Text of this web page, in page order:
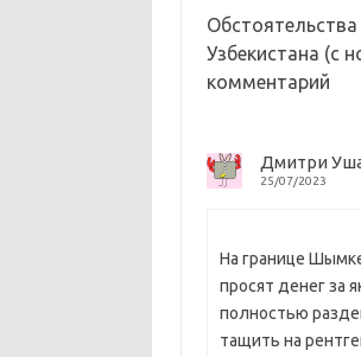
n
i
o
k
в
и
Узбекистана (с
комментарий
Дмитри
25/07/2023
На границе
просят денег за
полностью
тащить на